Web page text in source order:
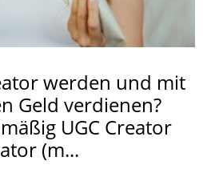
werden und mit
Geld verdienen?
UGC Creator
(m...